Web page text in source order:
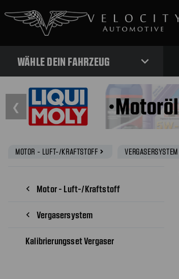
WÄHLE DEIN FAHRZEUG expand_more
❮
MOTOR - LUFT-/KRAFTSTOFF navigate_next VERGASERSYSTEM
navigate_before Motor - Luft-/Kraftstoff
navigate_before Vergasersystem
Kalibrierungsset Vergaser